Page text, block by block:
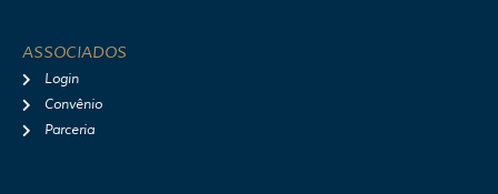
ASSOCIADOS
Login
Convênio
Parceria